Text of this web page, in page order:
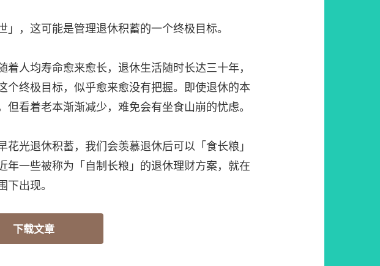
」，这可能是管理退休积蓄的一个终极目标。
着人均寿命愈来愈长，退休生活随时长达三十年，
个终极目标，似乎愈来愈没有把握。即使退休的本
但看着老本渐渐减少，难免会有坐食山崩的忧虑。
花光退休积蓄，我们会羡慕退休后可以「食长粮」
年一些被称为「自制长粮」的退休理财方案，就在
下出现。
下载文章